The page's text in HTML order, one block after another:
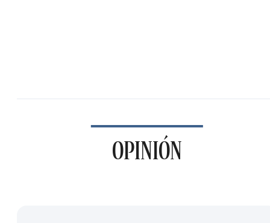
OPINIÓN